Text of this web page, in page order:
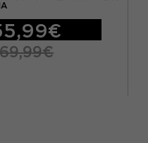
69,99€